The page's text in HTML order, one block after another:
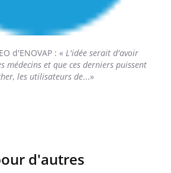
d'ENOVAP : « L'idée serait d'avoir
médecins et que ces derniers puissent
les utilisateurs de...»
d'autres